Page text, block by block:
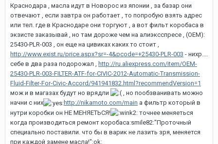
Краснодара , масла идут в Новорос из японии , за базар они
отвечают , если завтра он работает , то попробую взять адрес
или тел. где в Краснодаре они торгуют , а вот фильт коробаса в
экзисте заказывай , но там дороже чем на алиэксспресе , (OEM):
25430-PLR-003 , он еще на цивиках каких то стоит ,
http://www.exist.ru/price.aspx?sr=-4&pcode=+25430-PLR-003 - нихр....
себе в два раза подорожал , http://ru.aliexpress.com/item/OEM-
25430-PLR-003-FILTER-ATF-for-CIVIC-2012-Automatic-Transmission-
Fluid-Filter-For-Civic-Accord/941941832.html?recommendVersion=1
мож и в магазах будут но врядли
, но пообзванивать можно
начни с них
http://nikamoto.com/main а фильтр который в
нутри коробки он НЕ МЕНЯЕТЬСЯ!
точнее меняеться
когда производиться ремонт коробаса:smile82:"Проточный
специально поставили. что бы в варик не лазить зря, меняется
при каждой замене масла!":ok: